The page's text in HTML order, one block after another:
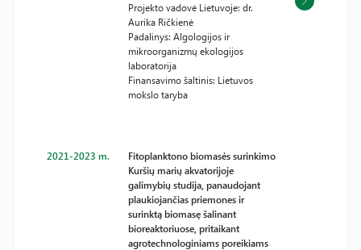
Projekto vadovė Lietuvoje: dr.
Aurika Ričkienė
Padalinys: Algologijos ir
mikroorganizmų ekologijos
laboratorija
Finansavimo šaltinis: Lietuvos
mokslo taryba
2021-2023 m.
Fitoplanktono biomasės surinkimo
Kuršių marių akvatorijoje
galimybių studija, panaudojant
plaukiojančias priemones ir
surinktą biomasę šalinant
bioreaktoriuose, pritaikant
agrotechnologiniams poreikiams